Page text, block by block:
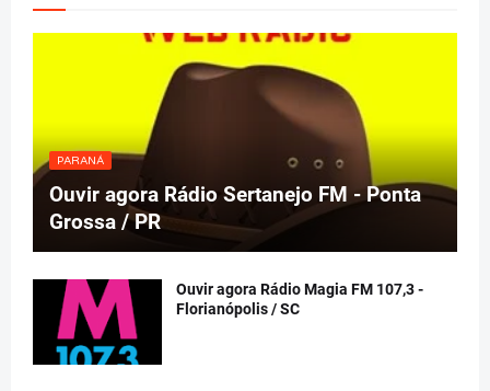
PARANÁ
Ouvir agora Rádio Sertanejo FM - Ponta
Grossa / PR
Ouvir agora Rádio Magia FM 107,3 -
Florianópolis / SC